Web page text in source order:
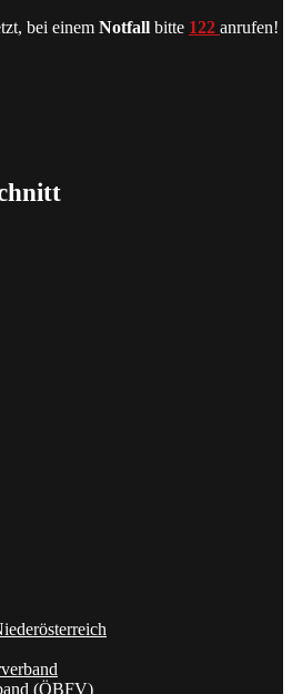
bei einem Notfall bitte 122 anrufen!
(ÖBFV)